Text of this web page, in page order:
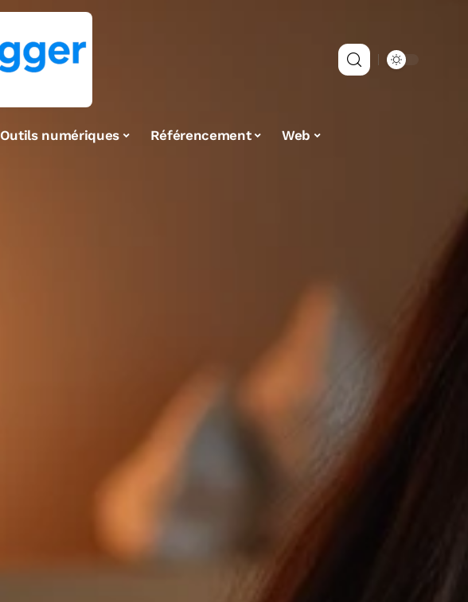
Outils numériques Référencement Web